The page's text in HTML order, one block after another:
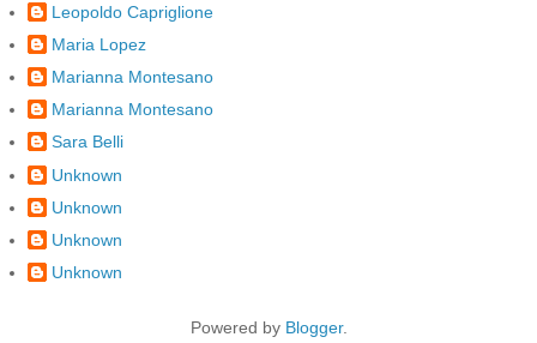
Leopoldo Capriglione
Maria Lopez
Marianna Montesano
Marianna Montesano
Sara Belli
Unknown
Unknown
Unknown
Unknown
Powered by Blogger.